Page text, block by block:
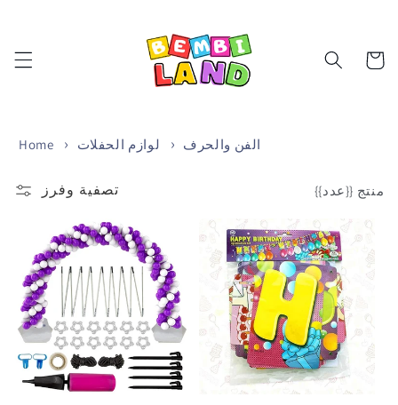
Cart
Home الفن والحرف لوازم الحفلات
تصفية وفرز منتج {{عدد}}